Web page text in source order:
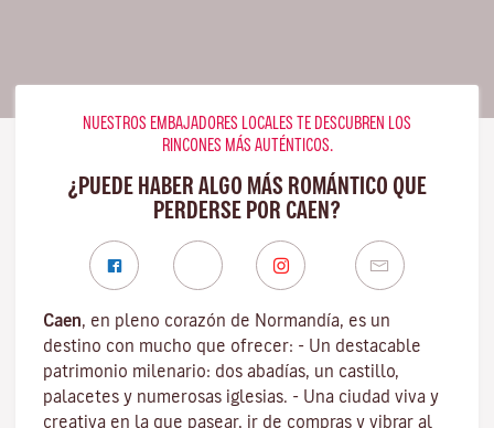
NUESTROS EMBAJADORES LOCALES TE DESCUBREN LOS
RINCONES MÁS AUTÉNTICOS.
¿PUEDE HABER ALGO MÁS ROMÁNTICO QUE
PERDERSE POR CAEN?
Caen, en pleno corazón de Normandía, es un
destino con mucho que ofrecer: - Un destacable
patrimonio milenario: dos abadías, un castillo,
palacetes y numerosas iglesias. - Una ciudad viva y
creativa en la que pasear, ir de compras y vibrar al